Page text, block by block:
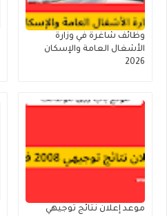
وظائف شاغرة في وزارة
الأشغال العامة والإسكان
2026
موعد إعلان نتائج توجيهي